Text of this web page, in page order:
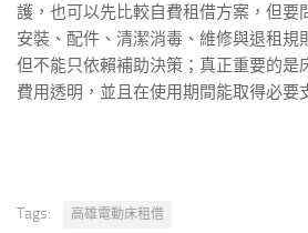
護，也可以先比較自費租借方案，但要
安裝、配件、清潔消毒、維修與退租規
但不能只依賴補助決策；真正重要的是
費用透明，並且在使用期間能取得必要
Tags: 高雄電動床租借